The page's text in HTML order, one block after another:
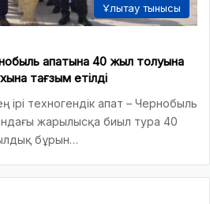
Ұлытау тынысы
апатына 40 жыл толуына
тағзым етілді
ірі техногендік апат – Чернобыль
жарылысқа биыл тура 40
бұрын…